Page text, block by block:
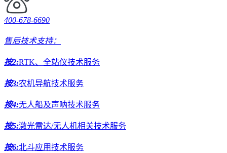
400-678-6690
售后技术支持：
按2:RTK、全站仪技术服务
按3:农机导航技术服务
按4:无人船及声呐技术服务
按5:激光雷达/无人机相关技术服务
按6:北斗应用技术服务